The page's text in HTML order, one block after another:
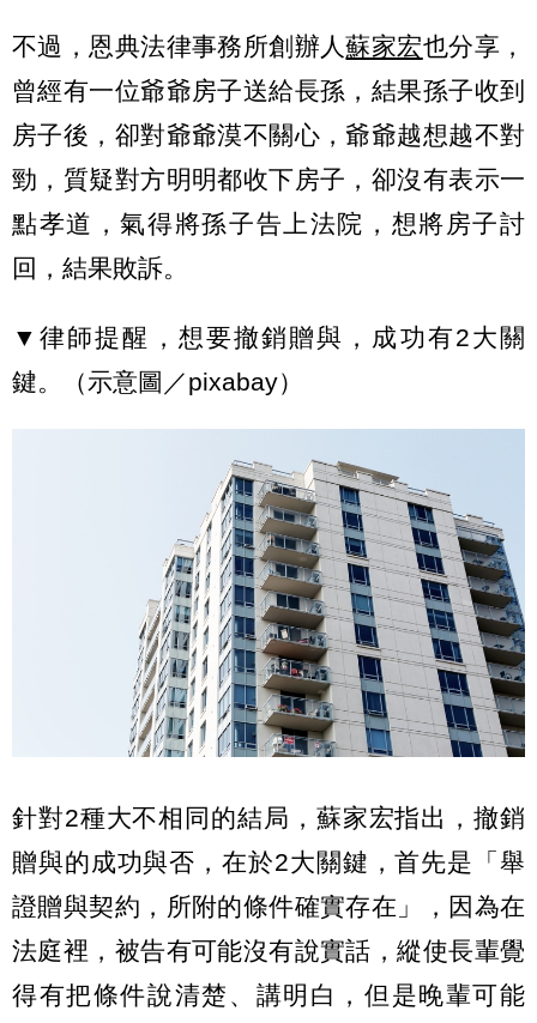
不過，恩典法律事務所創辦人蘇家宏也分享，
曾經有一位爺爺房子送給長孫，結果孫子收到
房子後，卻對爺爺漠不關心，爺爺越想越不對
勁，質疑對方明明都收下房子，卻沒有表示一
點孝道，氣得將孫子告上法院，想將房子討
回，結果敗訴。
▼律師提醒，想要撤銷贈與，成功有2大關
鍵。（示意圖／pixabay）
針對2種大不相同的結局，蘇家宏指出，撤銷
贈與的成功與否，在於2大關鍵，首先是「舉
證贈與契約，所附的條件確實存在」，因為在
法庭裡，被告有可能沒有說實話，縱使長輩覺
得有把條件說清楚、講明白，但是晚輩可能